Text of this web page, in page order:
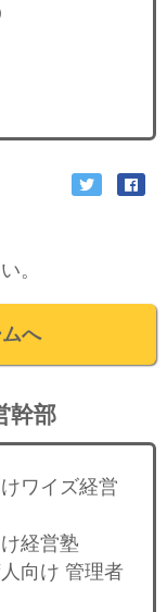
。
へ
幹部
ワイズ経営
経営塾
向け 管理者